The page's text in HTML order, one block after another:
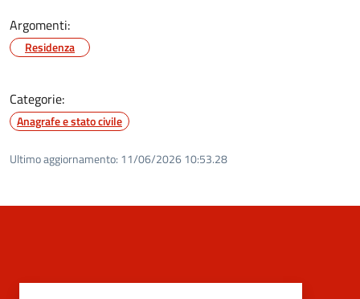
Argomenti:
Residenza
Categorie:
Anagrafe e stato civile
Ultimo aggiornamento: 11/06/2026 10:53.28